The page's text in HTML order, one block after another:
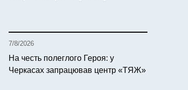
7/8/2026
На честь полеглого Героя: у
Черкасах запрацював центр «ТЯЖ»